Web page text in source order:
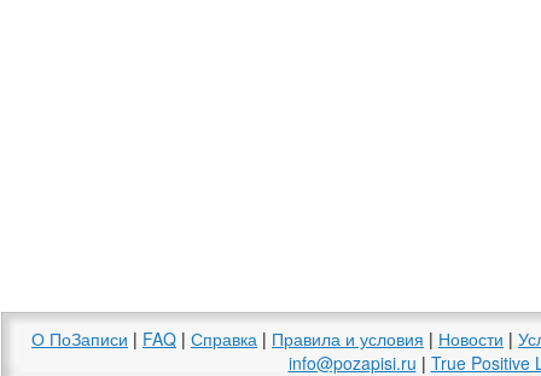
О ПоЗаписи | FAQ | Справка | Правила и условия | Новости |
info@pozapisi.ru | True Positive